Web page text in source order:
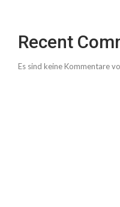
Recent
Es sind keine Kommentare